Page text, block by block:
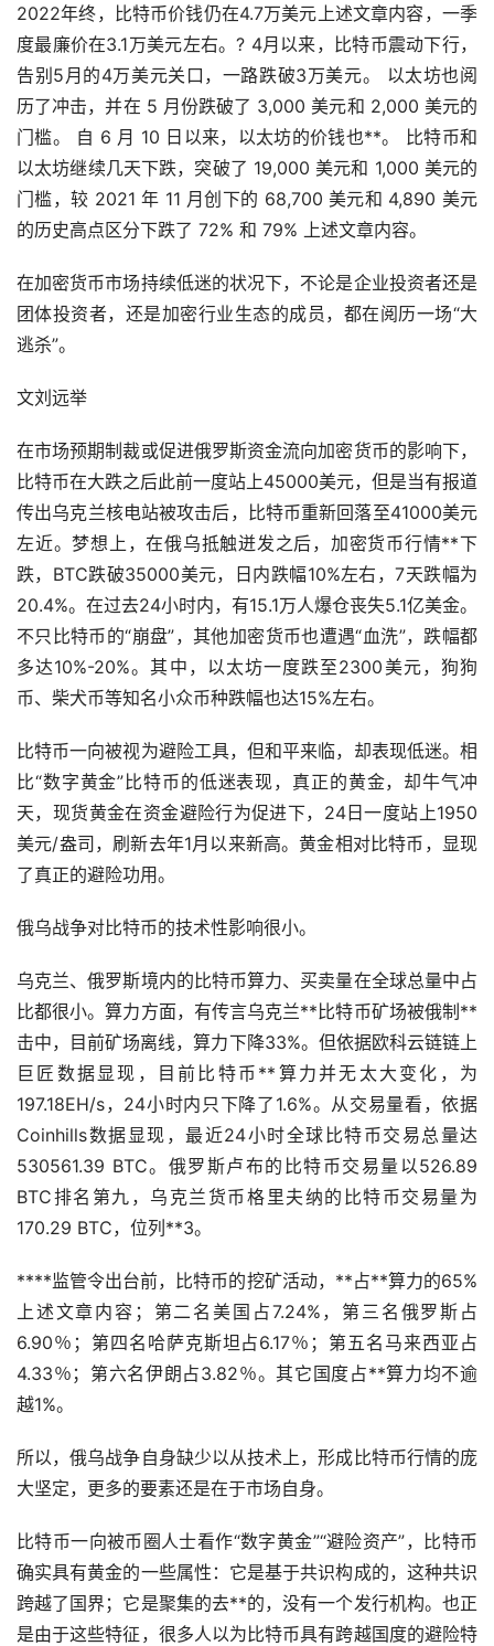
2022年终，比特币价钱仍在4.7万美元上述文章内容，一季
度最廉价在3.1万美元左右。? 4月以来，比特币震动下行，
告别5月的4万美元关口，一路跌破3万美元。 以太坊也阅
历了冲击，并在 5 月份跌破了 3,000 美元和 2,000 美元的
门槛。 自 6 月 10 日以来，以太坊的价钱也**。 比特币和
以太坊继续几天下跌，突破了 19,000 美元和 1,000 美元的
门槛，较 2021 年 11 月创下的 68,700 美元和 4,890 美元
的历史高点区分下跌了 72% 和 79% 上述文章内容。
在加密货币市场持续低迷的状况下，不论是企业投资者还是
团体投资者，还是加密行业生态的成员，都在阅历一场“大
逃杀”。
文刘远举
在市场预期制裁或促进俄罗斯资金流向加密货币的影响下，
比特币在大跌之后此前一度站上45000美元，但是当有报道
传出乌克兰核电站被攻击后，比特币重新回落至41000美元
左近。梦想上，在俄乌抵触迸发之后，加密货币行情**下
跌，BTC跌破35000美元，日内跌幅10%左右，7天跌幅为
20.4%。在过去24小时内，有15.1万人爆仓丧失5.1亿美金。
不只比特币的“崩盘”，其他加密货币也遭遇“血洗”，跌幅都
多达10%-20%。其中，以太坊一度跌至2300美元， 狗狗
币、柴犬币等知名小众币种跌幅也达15%左右。
比特币一向被视为避险工具，但和平来临，却表现低迷。相
比“数字黄金”比特币的低迷表现，真正的黄金，却牛气冲
天，现货黄金在资金避险行为促进下，24日一度站上1950
美元/盎司，刷新去年1月以来新高。黄金相对比特币，显现
了真正的避险功用。
俄乌战争对比特币的技术性影响很小。
乌克兰、俄罗斯境内的比特币算力、买卖量在全球总量中占
比都很小。算力方面，有传言乌克兰**比特币矿场被俄制**
击中，目前矿场离线，算力下降33%。但依据欧科云链链上
巨匠数据显现，目前比特币**算力并无太大变化，为
197.18EH/s，24小时内只下降了1.6%。从交易量看，依据
Coinhills数据显现，最近24小时全球比特币交易总量达
530561.39 BTC。俄罗斯卢布的比特币交易量以526.89
BTC排名第九，乌克兰货币格里夫纳的比特币交易量为
170.29 BTC，位列**3。
****监管令出台前，比特币的挖矿活动，**占**算力的65%
上述文章内容；第二名美国占7.24%，第三名俄罗斯占
6.90％；第四名哈萨克斯坦占6.17％；第五名马来西亚占
4.33％；第六名伊朗占3.82％。其它国度占**算力均不逾
越1%。
所以，俄乌战争自身缺少以从技术上，形成比特币行情的庞
大坚定，更多的要素还是在于市场自身。
比特币一向被币圈人士看作“数字黄金”“避险资产”，比特币
确实具有黄金的一些属性：它是基于共识构成的，这种共识
跨越了国界；它是聚集的去**的，没有一个发行机构。也正
是由于这些特征，很多人以为比特币具有跨越国度的避险特